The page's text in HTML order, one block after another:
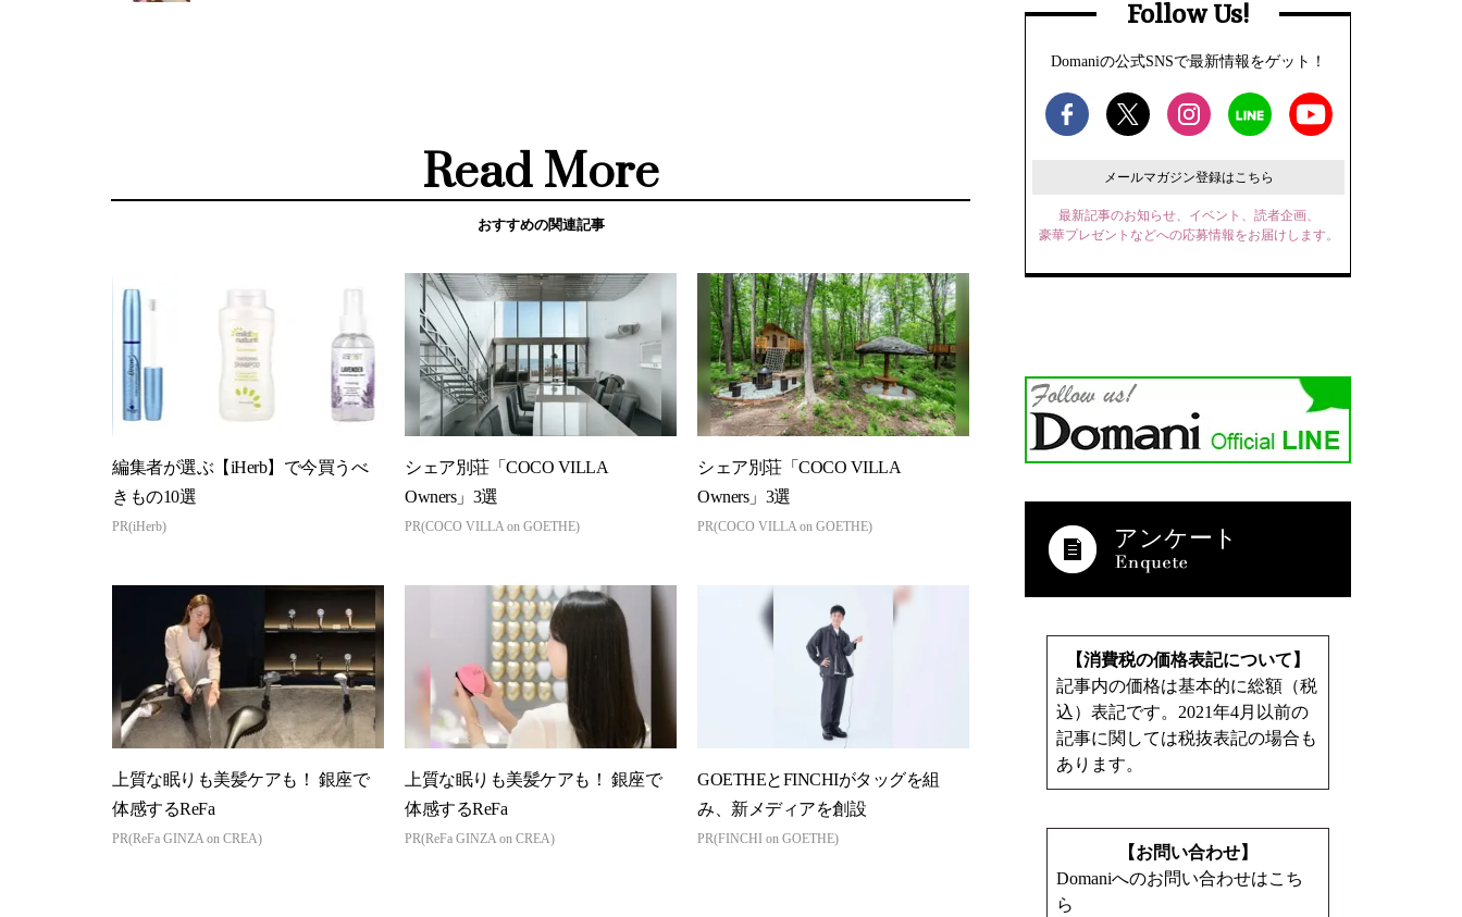
Read More
おすすめの関連記事
編集者が選ぶ【iHerb】で今買うべ
きもの10選
PR(iHerb)
シェア別荘「COCO VILLA
Owners」3選
PR(COCO VILLA on GOETHE)
シェア別荘「COCO VILLA
Owners」3選
PR(COCO VILLA on GOETHE)
上質な眠りも美髪ケアも！ 銀座で
体感するReFa
PR(ReFa GINZA on CREA)
上質な眠りも美髪ケアも！ 銀座で
体感するReFa
PR(ReFa GINZA on CREA)
GOETHEとFINCHIがタッグを組
み、新メディアを創設
PR(FINCHI on GOETHE)
Follow Us!
Domaniの公式SNSで最新情報をゲット！
メールマガジン登録はこちら
最新記事のお知らせ、イベント、読者企画、
豪華プレゼントなどへの応募情報をお届けします。
アンケート
【消費税の価格表記について】
記事内の価格は基本的に総額（税
込）表記です。2021年4月以前の
記事に関しては税抜表記の場合も
あります。
【お問い合わせ】
Domaniへのお問い合わせはこち
ら